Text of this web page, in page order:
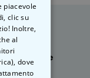
nostre
piacevole
clic su
Inoltre,
al
dove